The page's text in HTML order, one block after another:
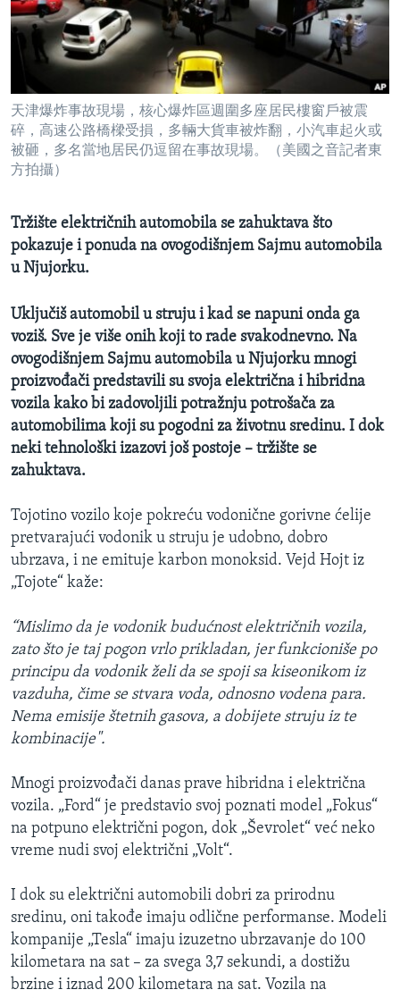
SPORT
INTERVJU
天津爆炸事故現場，核心爆炸區週圍多座居民樓窗戶被震
碎，高速公路橋樑受損，多輛大貨車被炸翻，小汽車起火或
被砸，多名當地居民仍逗留在事故現場。（美國之音記者東
方拍攝）
Tržište električnih automobila se zahuktava što
pokazuje i ponuda na ovogodišnjem Sajmu automobila
u Njujorku.
Uključiš automobil u struju i kad se napuni onda ga
voziš. Sve je više onih koji to rade svakodnevno. Na
ovogodišnjem Sajmu automobila u Njujorku mnogi
proizvođači predstavili su svoja električna i hibridna
vozila kako bi zadovoljili potražnju potrošača za
automobilima koji su pogodni za životnu sredinu. I dok
neki tehnološki izazovi još postoje – tržište se
zahuktava.
Tojotino vozilo koje pokreću vodonične gorivne ćelije
pretvarajući vodonik u struju je udobno, dobro
ubrzava, i ne emituje karbon monoksid. Vejd Hojt iz
„Tojote“ kaže:
“Mislimo da je vodonik budućnost električnih vozila,
zato što je taj pogon vrlo prikladan, jer funkcioniše po
principu da vodonik želi da se spoji sa kiseonikom iz
vazduha, čime se stvara voda, odnosno vodena para.
Nema emisije štetnih gasova, a dobijete struju iz te
kombinacije".
Mnogi proizvođači danas prave hibridna i električna
vozila. „Ford“ je predstavio svoj poznati model „Fokus“
na potpuno električni pogon, dok „Ševrolet“ već neko
vreme nudi svoj električni „Volt“.
I dok su električni automobili dobri za prirodnu
sredinu, oni takođe imaju odlične performanse. Modeli
kompanije „Tesla“ imaju izuzetno ubrzavanje do 100
kilometara na sat – za svega 3,7 sekundi, a dostižu
brzine i iznad 200 kilometara na sat. Vozila na